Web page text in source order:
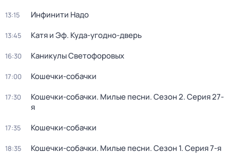
13:15 Инфинити Надо
13:45 Катя и Эф. Куда-угодно-дверь
16:30 Каникулы Светофоровых
17:00 Кошечки-собачки
17:30 Кошечки-собачки. Милые песни. Сезон 2. Серия 27-
я
17:35 Кошечки-собачки
18:35 Кошечки-собачки. Милые песни. Сезон 1. Серия 7-я